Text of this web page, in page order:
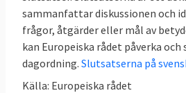
sammanfattar diskussionen och
frågor, åtgärder eller mål av
kan Europeiska rådet påverka och
dagordning. Slutsatserna på
Källa: Europeiska rådet